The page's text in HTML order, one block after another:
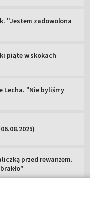
"Jestem zadowolona
piąte w skokach
Lecha. "Nie byliśmy
przed rewanżem.